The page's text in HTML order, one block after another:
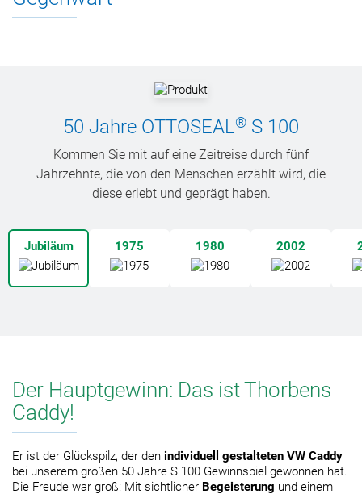
50 Jahre OTTOSEAL® S 100
Kommen Sie mit auf eine Zeitreise durch fünf
Jahrzehnte, die von den Menschen erzählt wird, die
diese erlebt und geprägt haben.
Jubiläum 1975 1980 2002
Der Hauptgewinn: Das ist Thorbens
Caddy!
Er ist der Glückspilz, der den individuell gestalteten VW Caddy
bei unserem großen 50 Jahre S 100 Gewinnspiel gewonnen hat.
Die Freude war groß: Mit sichtlicher Begeisterung und einem